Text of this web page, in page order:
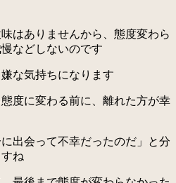
はありませんから、態度変わら
などしないのです
な気持ちになります
度に変わる前に、離れた方が幸
出会って不幸だったのだ」と分
ね